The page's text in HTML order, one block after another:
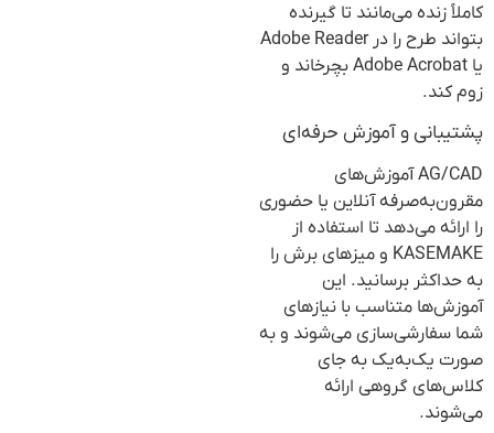
کاملاً زنده می‌مانند تا گیرنده
بتواند طرح را در Adobe Reader
یا Adobe Acrobat بچرخاند و
زوم کند.
پشتیبانی و آموزش حرفه‌ای
AG/CAD آموزش‌های
مقرون‌به‌صرفه آنلاین یا حضوری
را ارائه می‌دهد تا استفاده از
KASEMAKE و میزهای برش را
به حداکثر برسانید. این
آموزش‌ها متناسب با نیازهای
شما سفارشی‌سازی می‌شوند و به
صورت یک‌به‌یک به جای
کلاس‌های گروهی ارائه
می‌شوند.